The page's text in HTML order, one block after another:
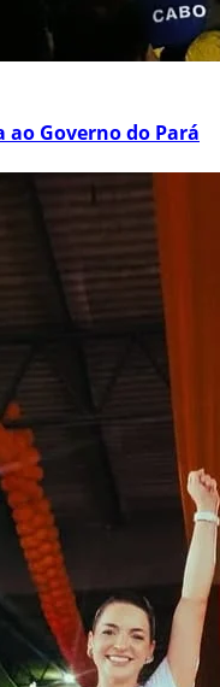
Governo do Pará